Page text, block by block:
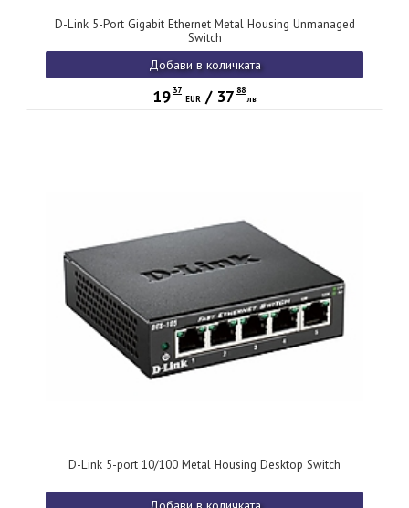
D-Link 5-Port Gigabit Ethernet Metal Housing Unmanaged
Switch
Добави в количката
19 37
EUR / 37 88
лв
D-Link 5-port 10/100 Metal Housing Desktop Switch